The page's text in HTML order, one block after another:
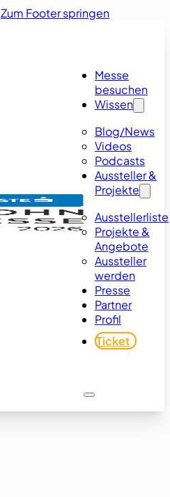
Zum Footer springen
Messe
besuchen
Wissen
Blog/News
Videos
Podcasts
Aussteller &
Projekte
Ausstellerliste
Projekte &
Angebote
Aussteller
werden
Presse
Partner
Profil
Ticket